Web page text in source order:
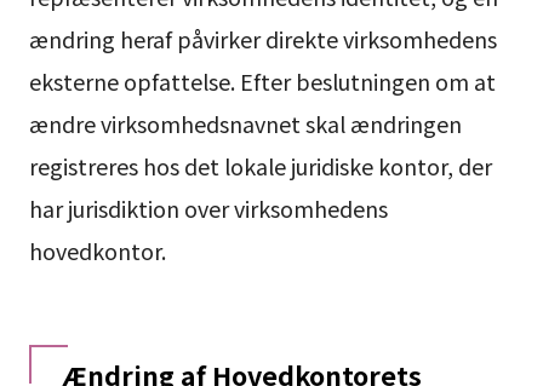
ændring heraf påvirker direkte virksomhedens
eksterne opfattelse. Efter beslutningen om at
ændre virksomhedsnavnet skal ændringen
registreres hos det lokale juridiske kontor, der
har jurisdiktion over virksomhedens
hovedkontor.
Ændring af Hovedkontorets